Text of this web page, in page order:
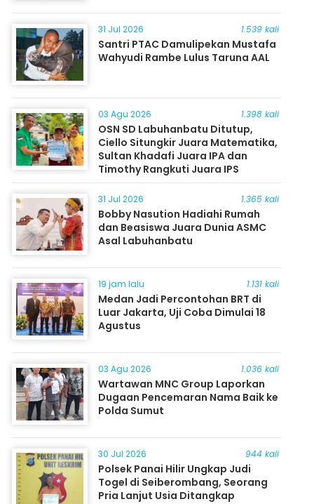
31 Jul 2026 1.539 kali
Santri PTAC Damulipekan Mustafa
Wahyudi Rambe Lulus Taruna AAL
03 Agu 2026 1.398 kali
OSN SD Labuhanbatu Ditutup,
Ciello Situngkir Juara Matematika,
Sultan Khadafi Juara IPA dan
Timothy Rangkuti Juara IPS
31 Jul 2026 1.365 kali
Bobby Nasution Hadiahi Rumah
dan Beasiswa Juara Dunia ASMC
Asal Labuhanbatu
19 jam lalu 1.131 kali
Medan Jadi Percontohan BRT di
Luar Jakarta, Uji Coba Dimulai 18
Agustus
03 Agu 2026 1.036 kali
Wartawan MNC Group Laporkan
Dugaan Pencemaran Nama Baik ke
Polda Sumut
30 Jul 2026 944 kali
Polsek Panai Hilir Ungkap Judi
Togel di Seiberombang, Seorang
Pria Lanjut Usia Ditangkap